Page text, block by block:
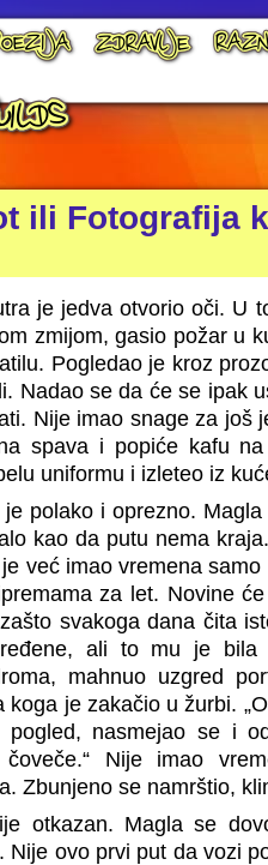
ili Fotografija
je jedva otvorio oči. U
zmijom, gasio požar u
Pogledao je kroz
Nadao se da će se ipak
Nije imao snage za još
spava i popiće kafu
uniformu i izleteo iz
je polako i oprezno.
kao da putu nema
već imao vremena
za let. Novine
svakoga dana čita
ali to mu je
mahnuo uzgred
koga je zakačio u žurbi.
pogled, nasmejao se i
čoveče.“ Nije imao
Zbunjeno se namrštio,
otkazan. Magla se
Nije ovo prvi put da vozi